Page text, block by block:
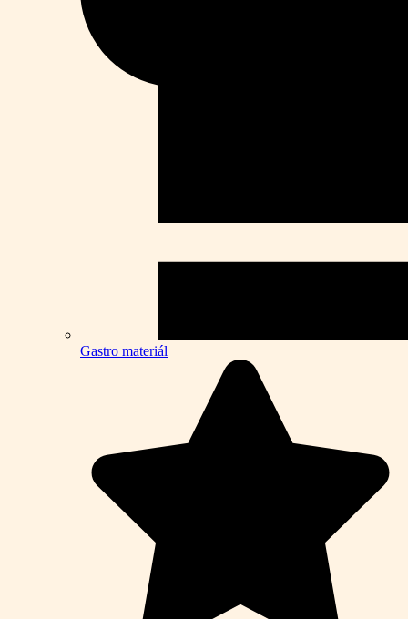
Gastro materiál